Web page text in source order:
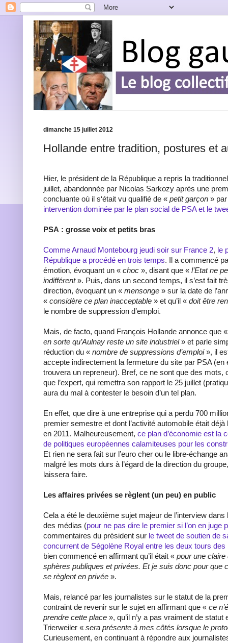
dimanche 15 juillet 2012
Hollande entre tradition, postures et
Hier, le président de la République a repris la
juillet, abandonnée par Nicolas Sarkozy après une
concluante où il s‘était vu qualifié de « petit garçon »
intervention dominée par le plan social de PSA et le
PSA : grosse voix et petits bras
Comme Arnaud Montebourg jeudi soir sur France 2, le
République a procédé en trois temps. Il a commencé
émotion, évoquant un « choc », disant que « l’Etat ne
indifférent». Puis, dans un second temps, il s’est fait
direction, évoquant un « mensonge » sur la date de
« considère ce plan inacceptable » et qu’il « doit être
le nombre de suppression d’emploi.
Mais, de facto, quand François Hollande annonce que
en sorte qu’Aulnay reste un site industriel» et parle
réduction du « nombre de suppressions d’emploi», il
accepte indirectement la fermeture du site par PSA (en
trouvera un repreneur). Bref, ce ne sont que des mots,
que l’expert, qui remettra son rapport le 25 juillet
aura du mal à contester le besoin d’un tel plan.
En effet, que dire à une entreprise qui a perdu 700
premier semestre et dont l’activité automobile était
en 2011. Malheureusement, ce plan d’économie est la
de politiques européennes calamiteuses pour les
Et rien ne sera fait sur l’euro cher ou le libre-échange
malgré les mots durs à l’égard de la direction du
laissera faire.
Les affaires privées se règlent (un peu) en public
Cela a été le deuxième sujet majeur de l’interview
des médias (pour ne pas dire le premier si l’on en juge
commentaires du président sur le tweet de soutien de
concurrent de Ségolène Royal entre les deux tours des
bien commencé en affirmant qu’il était « pour une claire
sphères publiques et privées. Et je suis donc pour que
se règlent en privée ».
Mais, relancé par les journalistes sur le statut de la
contraint de revenir sur le sujet en affirmant que « ce
prendre cette place », qu’il n’y a pas vraiment de statut
Trierweiler « sera présente à mes côtés lorsque le
Curieusement, en continuant à répondre aux